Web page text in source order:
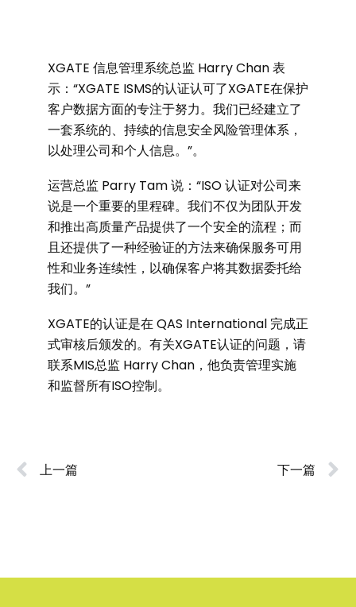
XGATE 信息管理系统总监 Harry Chan 表
示：“XGATE ISMS的认证认可了XGATE在保护
客户数据方面的专注于努力。我们已经建立了
一套系统的、持续的信息安全风险管理体系，
以处理公司和个人信息。”。
运营总监 Parry Tam 说：“ISO 认证对公司来
说是一个重要的里程碑。我们不仅为团队开发
和推出高质量产品提供了一个安全的流程；而
且还提供了一种经验证的方法来确保服务可用
性和业务连续性，以确保客户将其数据委托给
我们。”
XGATE的认证是在 QAS International 完成正
式审核后颁发的。有关XGATE认证的问题，请
联系MIS总监 Harry Chan，他负责管理实施
和监督所有ISO控制。
上一篇 下一篇